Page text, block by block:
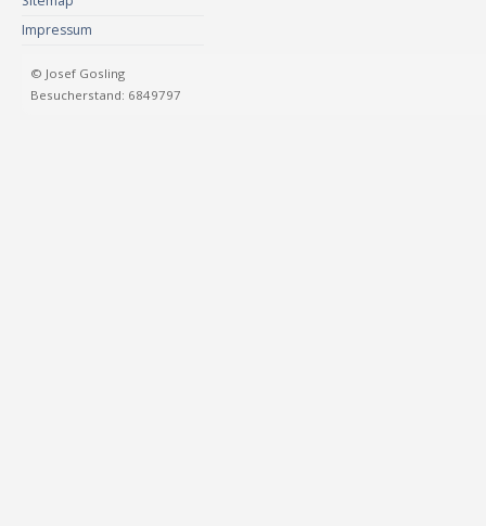
Impressum
© Josef Gosling
Besucherstand: 6849797